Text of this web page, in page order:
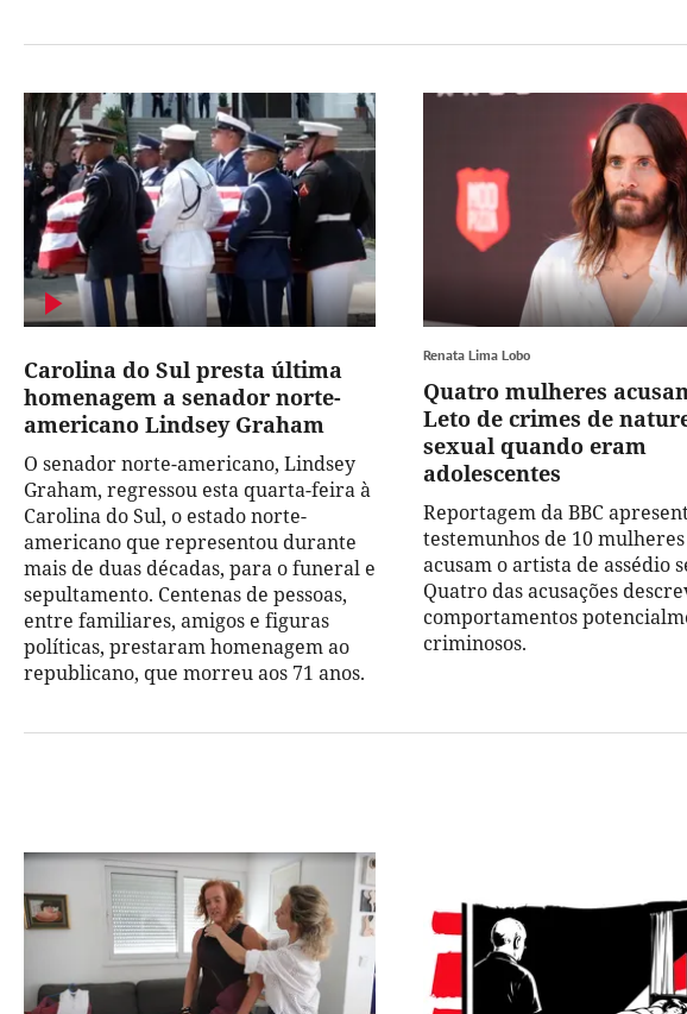
Carolina do Sul presta última
homenagem a senador norte-
americano Lindsey Graham
O senador norte-americano, Lindsey
Graham, regressou esta quarta-feira à
Carolina do Sul, o estado norte-
americano que representou durante
mais de duas décadas, para o funeral e
sepultamento. Centenas de pessoas,
entre familiares, amigos e figuras
políticas, prestaram homenagem ao
republicano, que morreu aos 71 anos.
Renata Lima Lobo
Quatro mulheres
Leto de crimes de
sexual quando eram
adolescentes
Reportagem da BBC
testemunhos de 10
acusam o artista de assédio
Quatro das acusações
comportamentos
criminosos.